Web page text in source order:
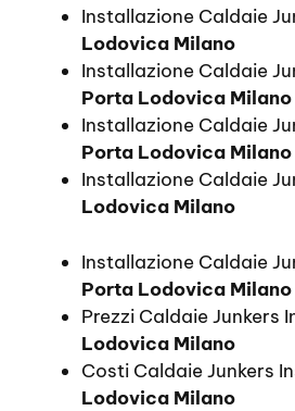
Installazione Caldaie
Lodovica Milano
Installazione Caldaie
Porta Lodovica Milano
Installazione Caldaie
Porta Lodovica Milano
Installazione Caldaie
Lodovica Milano
Installazione Caldaie
Porta Lodovica Milano
Prezzi Caldaie Junkers
Lodovica Milano
Costi Caldaie Junkers
Lodovica Milano